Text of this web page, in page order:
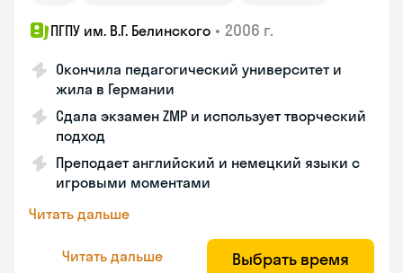
ПГПУ им. В.Г. Белинского • 2006 г.
Окончила педагогический университет и
жила в Германии
Сдала экзамен ZMP и использует творческий
подход
Преподает английский и немецкий языки с
игровыми моментами
Читать дальше
Читать дальше Выбрать время